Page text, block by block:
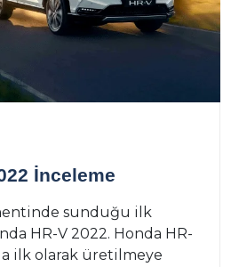
İnceleme
sunduğu ilk
HR-V 2022. Honda HR-
ilk olarak üretilmeye